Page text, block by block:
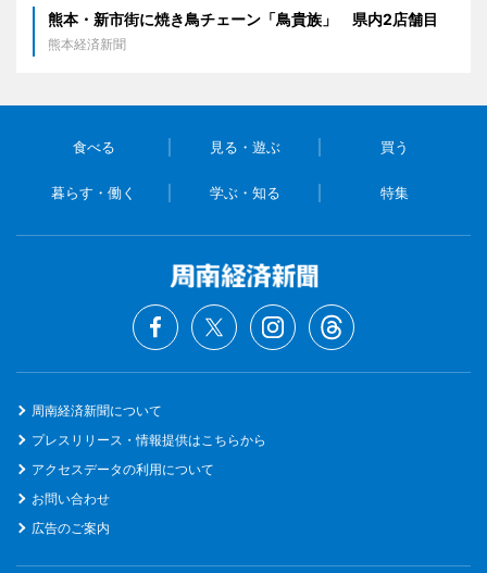
熊本・新市街に焼き鳥チェーン「鳥貴族」 県内2店舗目
熊本経済新聞
食べる 見る・遊ぶ 買う
暮らす・働く 学ぶ・知る 特集
周南経済新聞について
プレスリリース・情報提供はこちらから
アクセスデータの利用について
お問い合わせ
広告のご案内